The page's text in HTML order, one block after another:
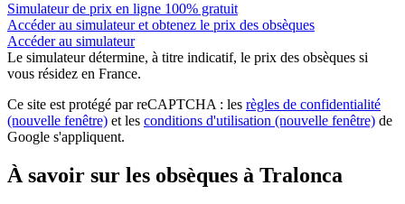
Simulateur de prix en ligne 100% gratuit
Accéder au simulateur et obtenez le prix des obsèques
Accéder au simulateur
Le simulateurdétermine, à titre indicatif, le prix des obsèques si
vous résidez en France.
Ce site est protégé par reCAPTCHA : les règles de confidentialité
(nouvelle fenêtre) et les conditions d'utilisation (nouvelle fenêtre) de
Google s'appliquent.
À savoir sur les obsèques à Tralonca